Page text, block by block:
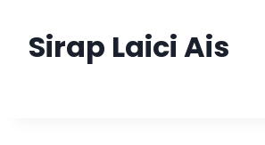
Sirap Laici Ais